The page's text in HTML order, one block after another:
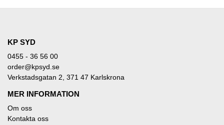
KP SYD
0455 - 36 56 00
order@kpsyd.se
Verkstadsgatan 2, 371 47 Karlskrona
MER INFORMATION
Om oss
Kontakta oss